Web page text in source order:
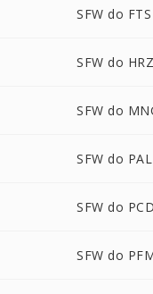
SFW do FTS
SFW do
SFW do
SFW do PAL
SFW do
SFW do